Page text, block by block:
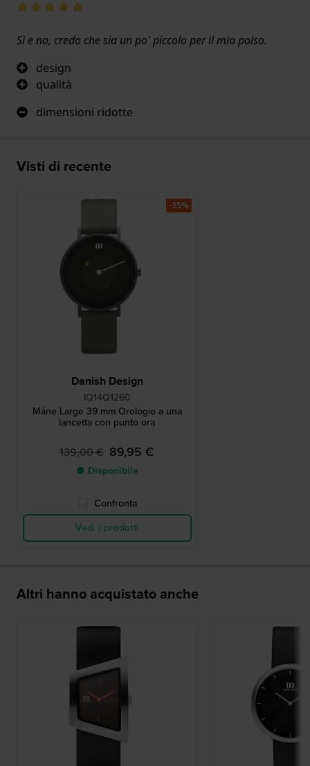
Sì e no, credo che sia un po' piccolo per il mio polso.
design
qualità
dimensioni ridotte
Visti di recente
Danish Design
IQ14Q1260
Måne Large 39 mm Orologio a una
lancetta con punto ora
139,00 € 89,95 €
● Disponibile
Confronta
Vedi i prodotti
-35%
Altri hanno acquistato anche